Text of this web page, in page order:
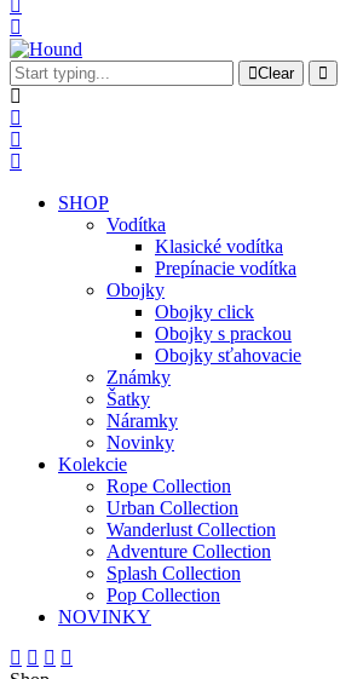
Clear
SHOP
Vodítka
Klasické vodítka
Prepínacie vodítka
Obojky
Obojky click
Obojky s prackou
Obojky sťahovacie
Známky
Šatky
Náramky
Novinky
Kolekcie
Rope Collection
Urban Collection
Wanderlust Collection
Adventure Collection
Splash Collection
Pop Collection
NOVINKY